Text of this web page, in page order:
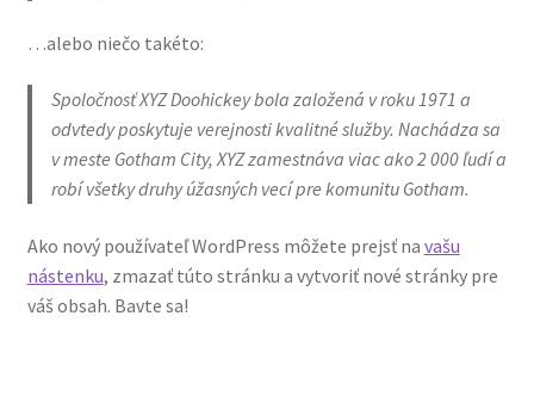
…alebo niečo takéto:
Spoločnosť XYZ Doohickey bola založená v roku 1971 a
odvtedy poskytuje verejnosti kvalitné služby. Nachádza sa
v meste Gotham City, XYZ zamestnáva viac ako 2 000 ľudí a
robí všetky druhy úžasných vecí pre komunitu Gotham.
Ako nový používateľ WordPress môžete prejsť na vašu
nástenku, zmazať túto stránku a vytvoriť nové stránky pre
váš obsah. Bavte sa!